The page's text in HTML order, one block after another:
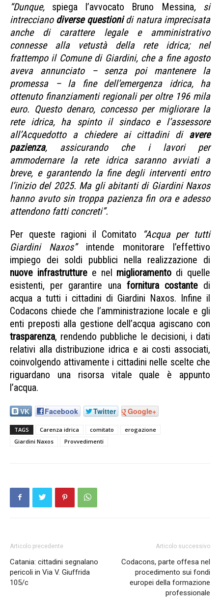
“Dunque, spiega l’avvocato Bruno Messina, si
intrecciano diverse questionidi natura imprecisata
anche di carattere legale e amministrativo
connesse alla vetustà della rete idrica; nel
frattempo il Comune di Giardini, che a fine agosto
aveva annunciato – senza poi mantenere la
promessa – la fine dell’emergenza idrica, ha
ottenuto finanziamenti regionali per oltre 196 mila
euro. Questo denaro, concesso per migliorare la
rete idrica, ha spinto il sindaco e l’assessore
all’Acquedotto a chiedere ai cittadini di avere
pazienza, assicurando che i lavori per
ammodernare la rete idrica saranno avviati a
breve, e garantendo la fine degli interventi entro
l’inizio del 2025. Ma gli abitanti di Giardini Naxos
hanno avuto sin troppa pazienza fin ora e adesso
attendono fatti concreti”.
Per queste ragioni il Comitato
“Acqua per tutti
Giardini Naxos”intende monitorare l’effettivo
impiego dei soldi pubblici nella realizzazione di
nuove infrastrutturee nel miglioramento di quelle
esistenti, per garantire una fornitura costantedi
acqua a tutti i cittadini di Giardini Naxos. Infine il
Codacons chiede che l’amministrazione locale e gli
enti preposti alla gestione dell’acqua agiscano con
trasparenza, rendendo pubbliche le decisioni, i dati
relativi alla distribuzione idrica e ai costi associati,
coinvolgendo attivamente i cittadini nelle scelte che
riguardano una risorsa vitale quale è appunto
l’acqua.
VK Facebook Twitter Google+
TAGS Carenza idrica comitato
erogazione
Giardini Naxos
Provvedimenti
Articolo precedente
Catania: cittadini segnalano
pericoli in Via V. Giuffrida
105/c
Articolo successivo
Codacons, parte offesa nel
procedimento sui fondi
europei della formazione
professionale